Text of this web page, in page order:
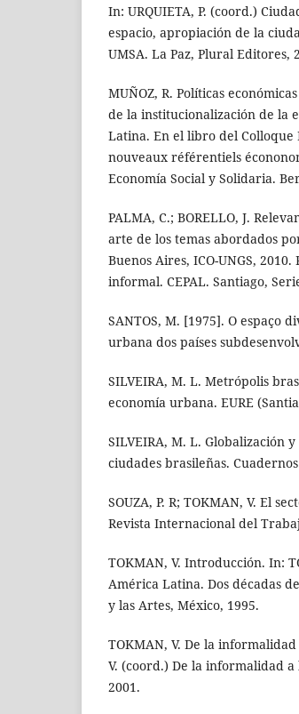
In: URQUIETA, P. (coord.)
espacio, apropiación de la
UMSA. La Paz, Plural Editores,
MUÑOZ, R. Políticas
de la institucionalización de la
Latina. En el libro del
nouveaux référentiels
Economía Social y Solidaria.
PALMA, C.; BORELLO, J.
arte de los temas abordados
Buenos Aires, ICO-UNGS,
informal. CEPAL. Santiago,
SANTOS, M. [1975]. O espaço
urbana dos países
SILVEIRA, M. L. Metrópolis
economía urbana. EURE
SILVEIRA, M. L. Globalización
ciudades brasileñas.
SOUZA, P. R; TOKMAN, V. El
Revista Internacional del
TOKMAN, V. Introducción. In:
América Latina. Dos décadas
y las Artes, México, 1995.
TOKMAN, V. De la
V. (coord.) De la informalidad
2001.